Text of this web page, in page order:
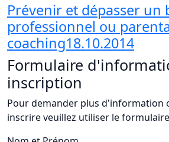
Prévenir et dépasser
professionnel ou
coaching18.10.2014
Formulaire
inscription
Pour demander plus d'information
inscrire veuillez utiliser le